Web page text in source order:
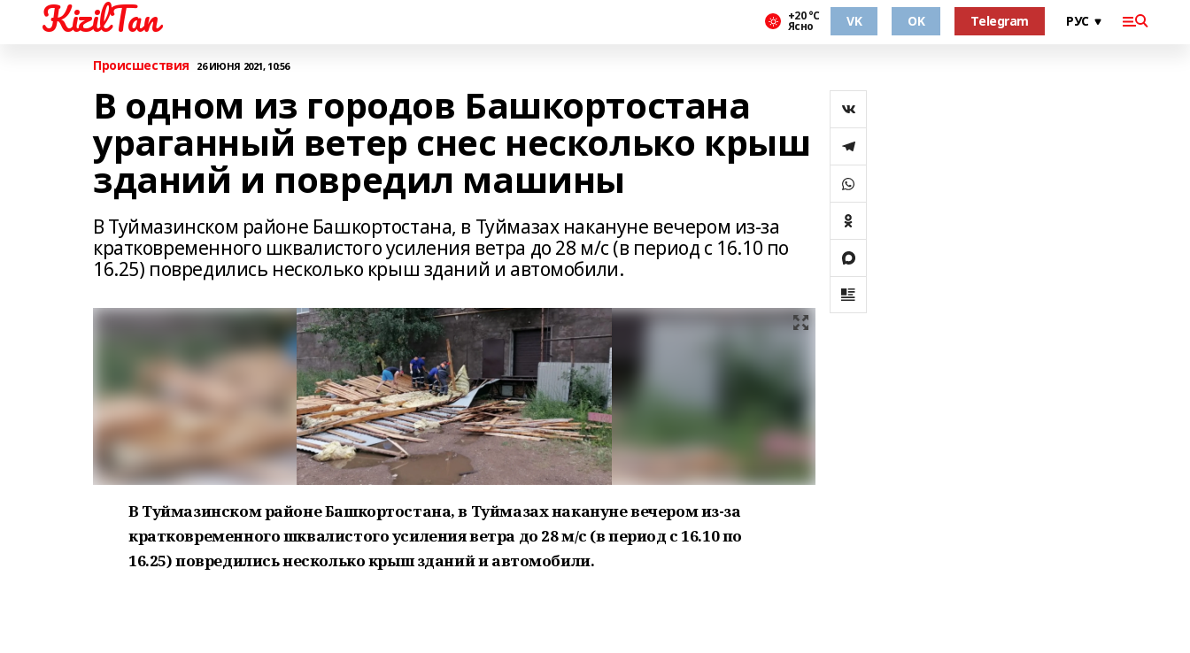
KizilTan +20 °С
Ясно VK OK Telegram
Происшествия 26 ИЮНЯ 2021, 10:56
В одном из городов Башкортостана
ураганный ветер снес несколько крыш
зданий и повредил машины
В Туймазинском районе Башкортостана, в Туймазах накануне вечером из-за
кратковременного шквалистого усиления ветра до 28 м/с (в период с 16.10 по
16.25) повредились несколько крыш зданий и автомобили.
В Туймазинском районе Башкортостана, в Туймазах накануне вечером из-за
кратковременного шквалистого усиления ветра до 28 м/с (в период с 16.10 по
16.25) повредились несколько крыш зданий и автомобили.